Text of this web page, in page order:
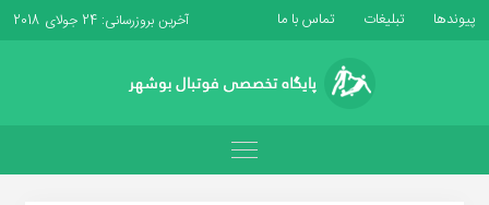
پیوندها تبلیغات تماس با ما آخرین بروزرسانی: 24 جولای 2018